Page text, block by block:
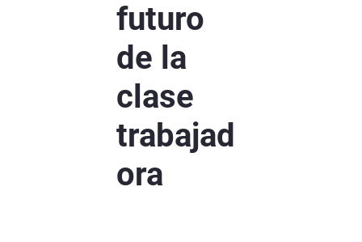
futuro
de la
clase
trabajad
ora